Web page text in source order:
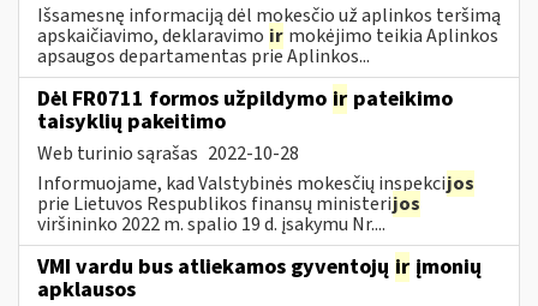
Išsamesnę informaciją dėl mokesčio už aplinkos teršimą
apskaičiavimo, deklaravimo ir mokėjimo teikia Aplinkos
apsaugos departamentas prie Aplinkos...
Dėl FR0711 formos užpildymo ir pateikimo
taisyklių pakeitimo
Web turinio sąrašas 2022-10-28
Informuojame, kad Valstybinės mokesčių inspekcijos
prie Lietuvos Respublikos finansų ministerijos
viršininko 2022 m. spalio 19 d. įsakymu Nr....
VMI vardu bus atliekamos gyventojų ir įmonių
apklausos